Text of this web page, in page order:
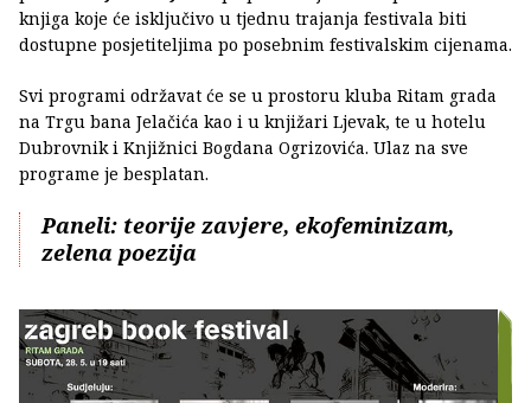
knjiga koje će isključivo u tjednu trajanja festivala biti
dostupne posjetiteljima po posebnim festivalskim cijenama.
Svi programi održavat će se u prostoru kluba Ritam grada
na Trgu bana Jelačića kao i u knjižari Ljevak, te u hotelu
Dubrovnik i Knjižnici Bogdana Ogrizovića. Ulaz na sve
programe je besplatan.
Paneli: teorije zavjere, ekofeminizam,
zelena poezija